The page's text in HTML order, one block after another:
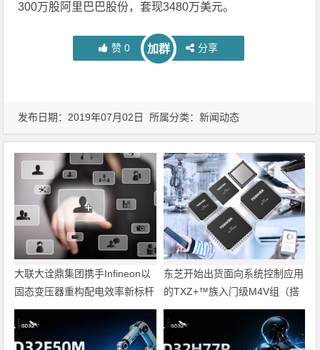
300万股阿里巴巴股份，套现3480万美元。
赞 0 加群 分享
发布日期：2019年07月02日 所属分类：新闻动态
大联大诠鼎集团携手Infineon以
固态变压器重构配电效率新标杆
东芝开始出货面向系统控制应用
的TXZ+™族入门级M4V组（搭
载Arm Cortex‑M4内核的标准微
控制器）工程样品